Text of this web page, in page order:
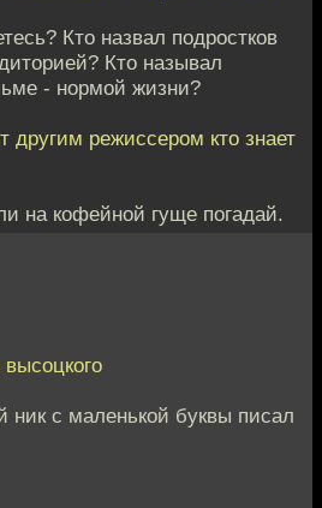
Кто назвал подростков
Кто называл
- нормой жизни?
режиссером кто знает
на кофейной гуще погадай.
ник с маленькой буквы писал